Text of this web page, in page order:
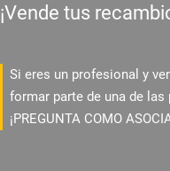
¡Vende tus
Si eres un profesional y
formar parte de una de
¡PREGUNTA COMO